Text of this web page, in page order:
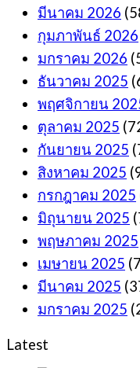
มีนาคม 2026
กุมภาพันธ์ 2026
มกราคม 2026
ธันวาคม 2025
พฤศจิกายน
ตุลาคม 2025
กันยายน 2025
สิงหาคม 2025
กรกฎาคม 2025
มิถุนายน 2025
พฤษภาคม 2025
เมษายน 2025
มีนาคม 2025
มกราคม 2025
Latest